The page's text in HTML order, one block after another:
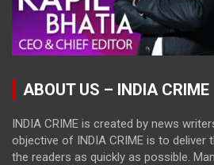
ABOUT US – INDIA CRIME
INDIA CRIME is created by news
objective of INDIA CRIME is to
the readers as quickly as possible.